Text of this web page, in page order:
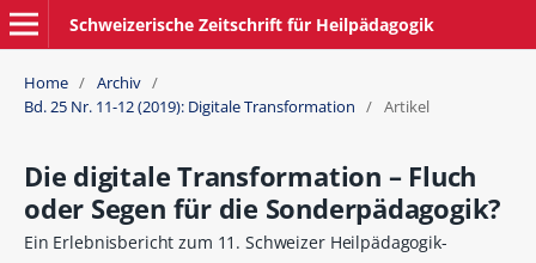
Schweizerische Zeitschrift für Heilpädagogik
Home / Archiv /
Bd. 25 Nr. 11-12 (2019): Digitale Transformation / Artikel
Die digitale Transformation – Fluch
oder Segen für die Sonderpädagogik?
Ein Erlebnisbericht zum 11. Schweizer Heilpädagogik-